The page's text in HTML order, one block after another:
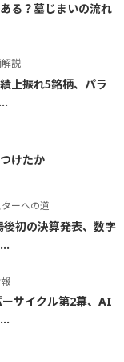
る？墓じまいの流れ
説
上振れ5銘柄、パラ
けたか
ーへの道
後初の決算発表、数字
ーサイクル第2幕、AI